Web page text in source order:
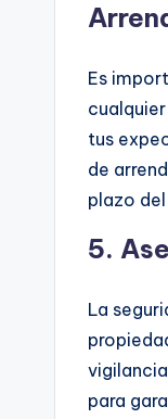
Es
tus
de
plazo
5.
La
para